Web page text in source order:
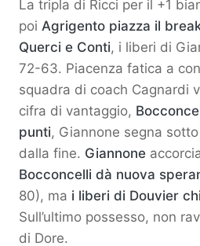
La tripla di Ricci per il +1
poi Agrigento piazza il
Querci e Conti, i liberi di
72-63. Piacenza fatica a
squadra di coach Cagnardi
cifra di vantaggio,
punti, Giannone segna
dalla fine. Giannone
Bocconcelli dà nuova
80), ma i liberi di Douvier
Sull’ultimo possesso, non
di Dore.